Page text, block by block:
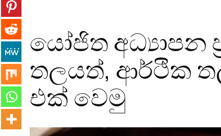
යෝජිත අධ්‍යාපන
තලයත්, ආර්ථික
එක් වෙමු